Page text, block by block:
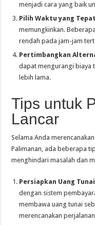
menjadi cara yang baik
Pilih Waktu yang
memungkinkan.
rendah pada jam-jam
Pertimbangkan
dapat mengurangi biaya
lebih lama.
Tips untuk
Lancar
Selama Anda
Palimanan, ada beberapa
menghindari masalah dan
Persiapkan Uang Tunai
dengan sistem
membawa uang tunai
merencanakan